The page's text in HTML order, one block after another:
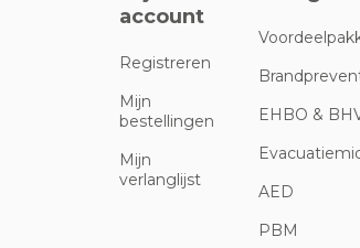
account
Registreren
Mijn
bestellingen
Mijn
verlanglijst
EHBO &
AED
PBM